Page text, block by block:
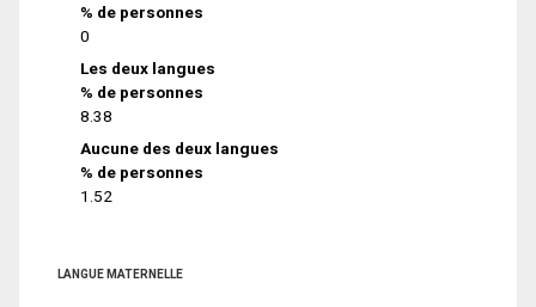
% de personnes
0
Les deux langues
% de personnes
8.38
Aucune des deux langues
% de personnes
1.52
LANGUE MATERNELLE